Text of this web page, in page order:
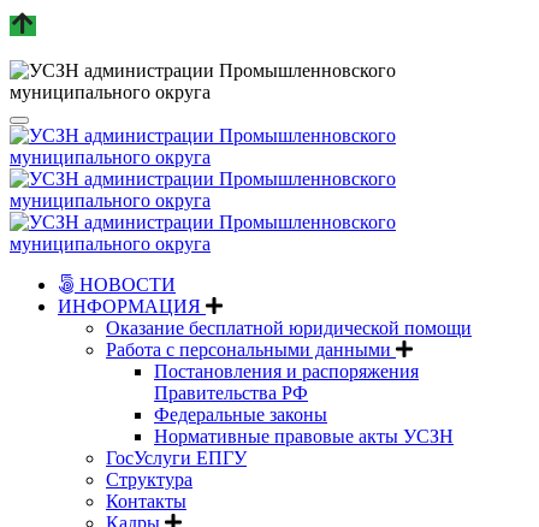
НОВОСТИ
ИНФОРМАЦИЯ
Оказание бесплатной юридической помощи
Работа с персональными данными
Постановления и распоряжения
Правительства РФ
Федеральные законы
Нормативные правовые акты УСЗН
ГосУслуги ЕПГУ
Структура
Контакты
Кадры